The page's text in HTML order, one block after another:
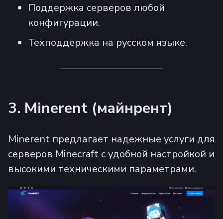
Поддержка серверов любой
конфигурации.
Техподдержка на русском языке.
3. Minerent (майнрент)
Minerent предлагает надежные услуги для
серверов Minecraft с удобной настройкой и
высокими техническими параметрами.